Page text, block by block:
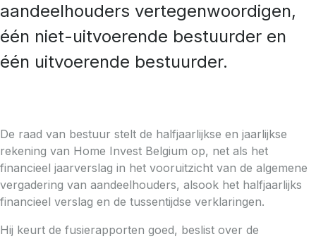
aandeelhouders vertegenwoordigen,
één niet-uitvoerende bestuurder en
één uitvoerende bestuurder.
De raad van bestuur stelt de halfjaarlijkse en jaarlijkse
rekening van Home Invest Belgium op, net als het
financieel jaarverslag in het vooruitzicht van de algemene
vergadering van aandeelhouders, alsook het halfjaarlijks
financieel verslag en de tussentijdse verklaringen.
Hij keurt de fusierapporten goed, beslist over de